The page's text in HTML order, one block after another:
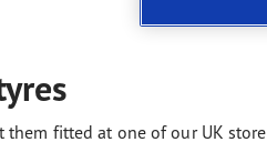
them fitted at one of our UK store